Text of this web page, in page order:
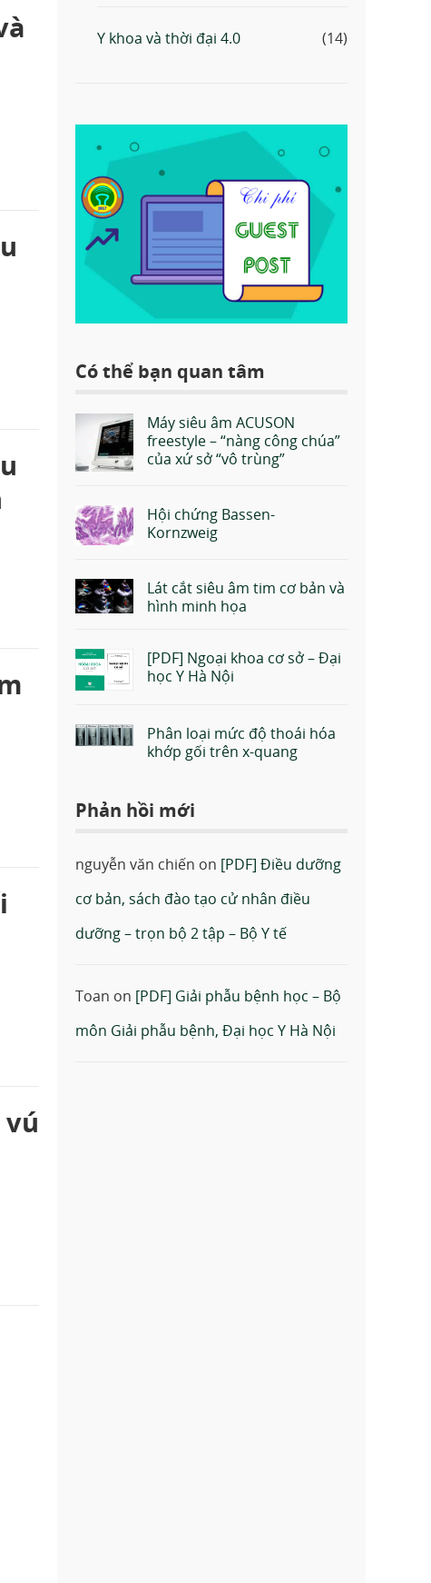
Y khoa và thời đại 4.0 (14)
Có thể bạn quan tâm
Máy siêu âm ACUSON
freestyle – “nàng công chúa”
của xứ sở “vô trùng”
Hội chứng Bassen-
Kornzweig
Lát cắt siêu âm tim cơ bản và
hình minh họa
[PDF] Ngoại khoa cơ sở – Đại
học Y Hà Nội
Phân loại mức độ thoái hóa
khớp gối trên x-quang
Phản hồi mới
nguyễn văn chiến on [PDF] Điều dưỡng
cơ bản, sách đào tạo cử nhân điều
dưỡng – trọn bộ 2 tập – Bộ Y tế
Toan on [PDF] Giải phẫu bệnh học – Bộ
môn Giải phẫu bệnh, Đại học Y Hà Nội